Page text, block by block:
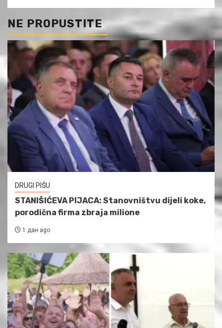
NE PROPUSTITE
DRUGI PIŠU
STANIŠIĆEVA PIJACA: Stanovništvu dijeli koke,
porodična firma zbraja milione
1 дан ago